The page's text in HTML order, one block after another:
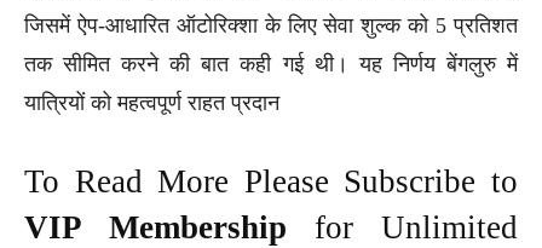
जिसमें ऐप-आधारित ऑटोरिक्शा के लिए सेवा शुल्क को 5 प्रतिशत
तक सीमित करने की बात कही गई थी। यह निर्णय बेंगलुरु में
यात्रियों को महत्वपूर्ण राहत प्रदान
To Read More Please Subscribe to
VIP Membership for Unlimited